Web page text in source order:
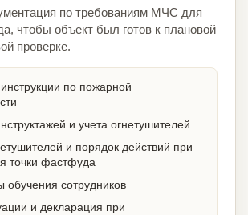
по требованиям МЧС для
чтобы объект был готов к плановой
проверке.
по пожарной
и учета огнетушителей
и порядок действий при
точки фастфуда
обучения сотрудников
и декларация при